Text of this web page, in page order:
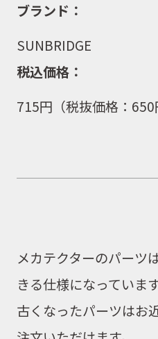
ブランド：
SUNBRIDGE
税込価格：
715円（税抜価格：650
メカテクターのパーツは
きる仕様になっています
古くなったパーツはお